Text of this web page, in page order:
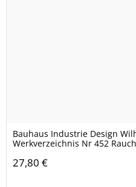
Bauhaus Industrie Design
Werkverzeichnis Nr 452
27,80 €